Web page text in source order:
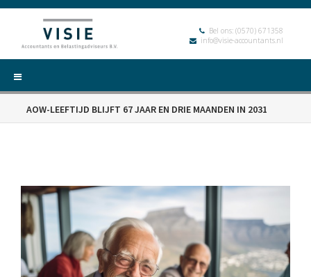
Bel ons: (0570) 671358
info@visie-accountants.nl
AOW-LEEFTIJD BLIJFT 67 JAAR EN DRIE MAANDEN IN 2031